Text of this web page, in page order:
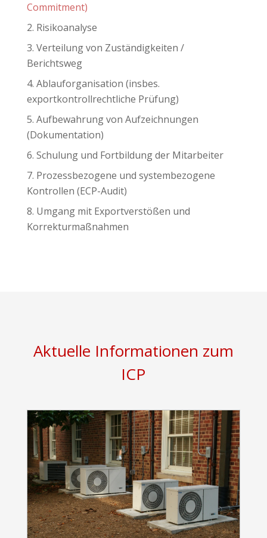
Commitment)
Risikoanalyse
Verteilung von Zuständigkeiten /
Berichtsweg
Ablauforganisation (insbes.
exportkontrollrechtliche Prüfung)
Aufbewahrung von Aufzeichnungen
(Dokumentation)
Schulung und Fortbildung der Mitarbeiter
Prozessbezogene und systembezogene
Kontrollen (ECP-Audit)
Umgang mit Exportverstößen und
Korrekturmaßnahmen
Aktuelle Informationen zum
ICP